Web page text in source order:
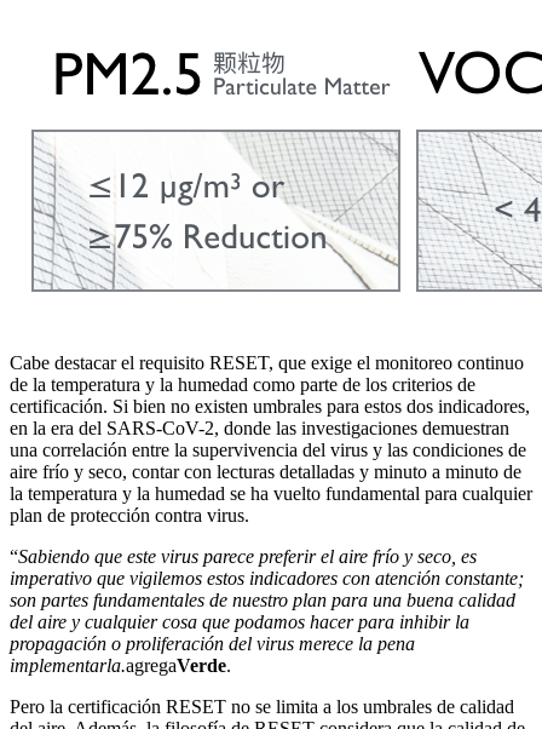
Cabe destacar el requisito RESET, que exige el monitoreo continuo
de la temperatura y la humedad como parte de los criterios de
certificación. Si bien no existen umbrales para estos dos indicadores,
en la era del SARS-CoV-2, donde las investigaciones demuestran
una correlación entre la supervivencia del virus y las condiciones de
aire frío y seco, contar con lecturas detalladas y minuto a minuto de
la temperatura y la humedad se ha vuelto fundamental para cualquier
plan de protección contra virus.
“Sabiendo que este virus parece preferir el aire frío y seco, es
imperativo que vigilemos estos indicadores con atención constante;
son partes fundamentales de nuestro plan para una buena calidad
del aire y cualquier cosa que podamos hacer para inhibir la
propagación o proliferación del virus merece la pena
implementarla.agregaVerde.
Pero la certificación RESET no se limita a los umbrales de calidad